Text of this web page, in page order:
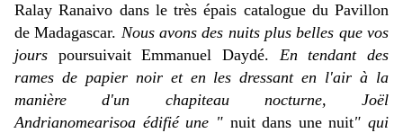
Ralay Ranaivo dans le très épais catalogue du Pavillon
de Madagascar. Nous avons des nuits plus belles que vos
jours poursuivait Emmanuel Daydé. En tendant des
rames de papier noir et en les dressant en l'air à la
manière d'un chapiteau nocturne, Joël
Andrianomearisoa édifié une " nuit dans une nuit" qui